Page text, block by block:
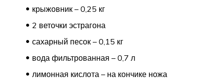
крыжовник – 0,25 кг
2 веточки эстрагона
сахарный песок – 0,15 кг
вода фильтрованная – 0,7 л
лимонная кислота – на кончике ножа